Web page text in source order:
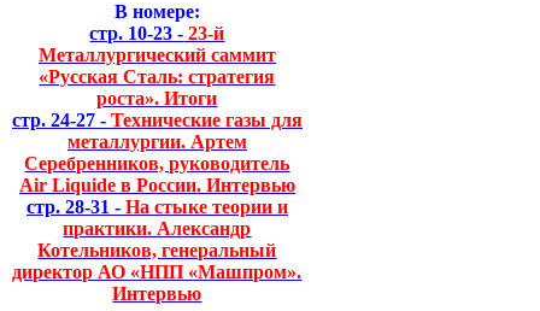
В номере:
стр. 10-23 - 23-й
Металлургический саммит
«Русская Сталь: стратегия
роста». Итоги
стр. 24-27 - Технические газы для
металлургии. Артем
Серебренников, руководитель
Air Liquide в России. Интервью
стр. 28-31 - На стыке теории и
практики. Александр
Котельников, генеральный
директор АО «НПП «Машпром».
Интервью